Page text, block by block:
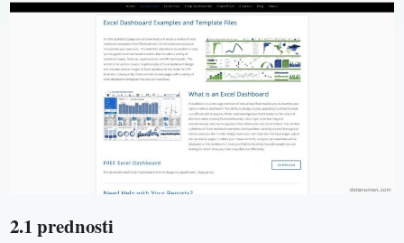
2.1 prednosti